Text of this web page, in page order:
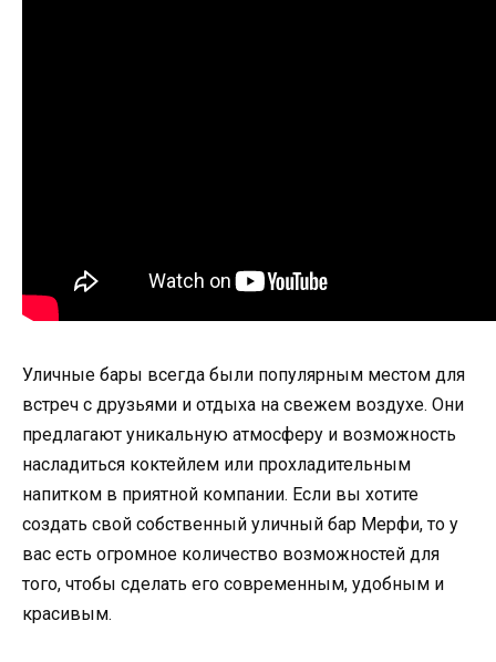
Уличные бары всегда были популярным местом для
встреч с друзьями и отдыха на свежем воздухе. Они
предлагают уникальную атмосферу и возможность
насладиться коктейлем или прохладительным
напитком в приятной компании. Если вы хотите
создать свой собственный уличный бар Мерфи, то у
вас есть огромное количество возможностей для
того, чтобы сделать его современным, удобным и
красивым.